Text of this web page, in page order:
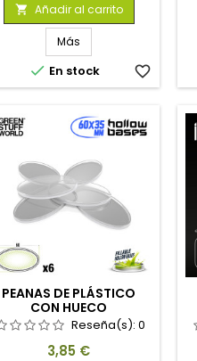
 Añadir al carrito
Más
 En stock favorite_border
PEANAS DE PLÁSTICO
CON HUECO
TRANSPARENTE -
OVALADAS 60X35MM
Reseña(s):0
Precio
3,85 €